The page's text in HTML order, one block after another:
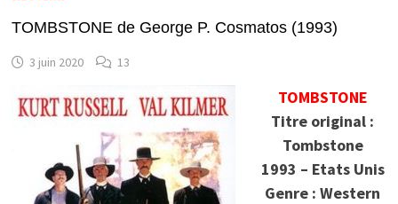
TOMBSTONE de George P. Cosmatos (1993)
3 juin 2020 13
TOMBSTONE
Titre original :
Tombstone
1993 – Etats Unis
Genre : Western